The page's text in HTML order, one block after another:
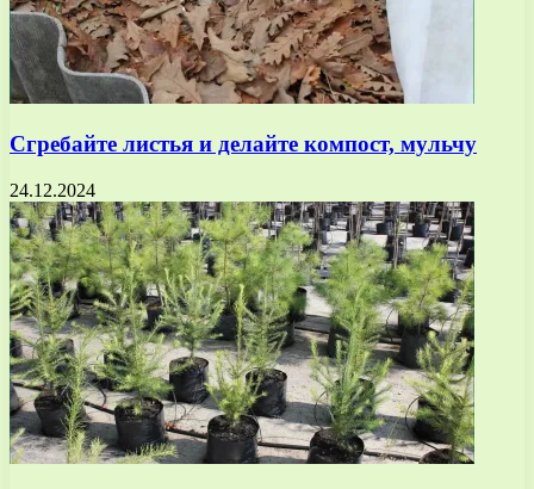
Сгребайте листья и делайте компост, мульчу
24.12.2024